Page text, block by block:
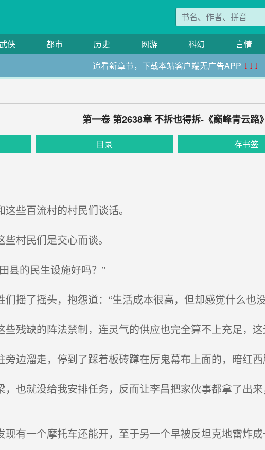
侠 都市 历史 网游 科幻 言情
追看新章节，下载本站客户端无广告APP ↓↓↓
第一卷 第2638章 不拆也得拆-《巅峰青云路》
目录 存书签
些百流村的村民们谈话。
村民们是交心而谈。
县的民生设施好吗？”
摇了摇头，抱怨道：“生活成本很高，但却感觉什么也
残缺的阵法禁制，连灵气的供应也完全算不上充足，这
边溜走，停到了踩着板砖蹲在厉鬼幕布上面的，暗红西
也就没给我安排任务，反而让李昌把家伙事都拿了出
有一个摩托车还能开，至于另一个早被反坦克地雷炸成